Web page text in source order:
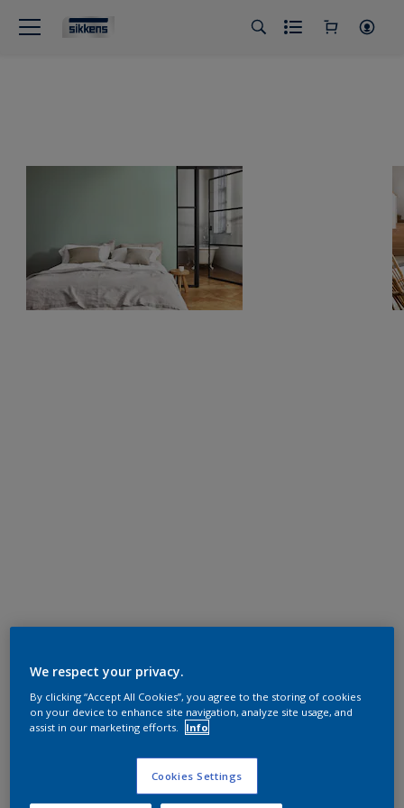
We respect your privacy.
By clicking “Accept All Cookies”, you agree to the storing of cookies
on your device to enhance site navigation, analyze site usage, and
assist in our marketing efforts.
Info
Cookies Settings